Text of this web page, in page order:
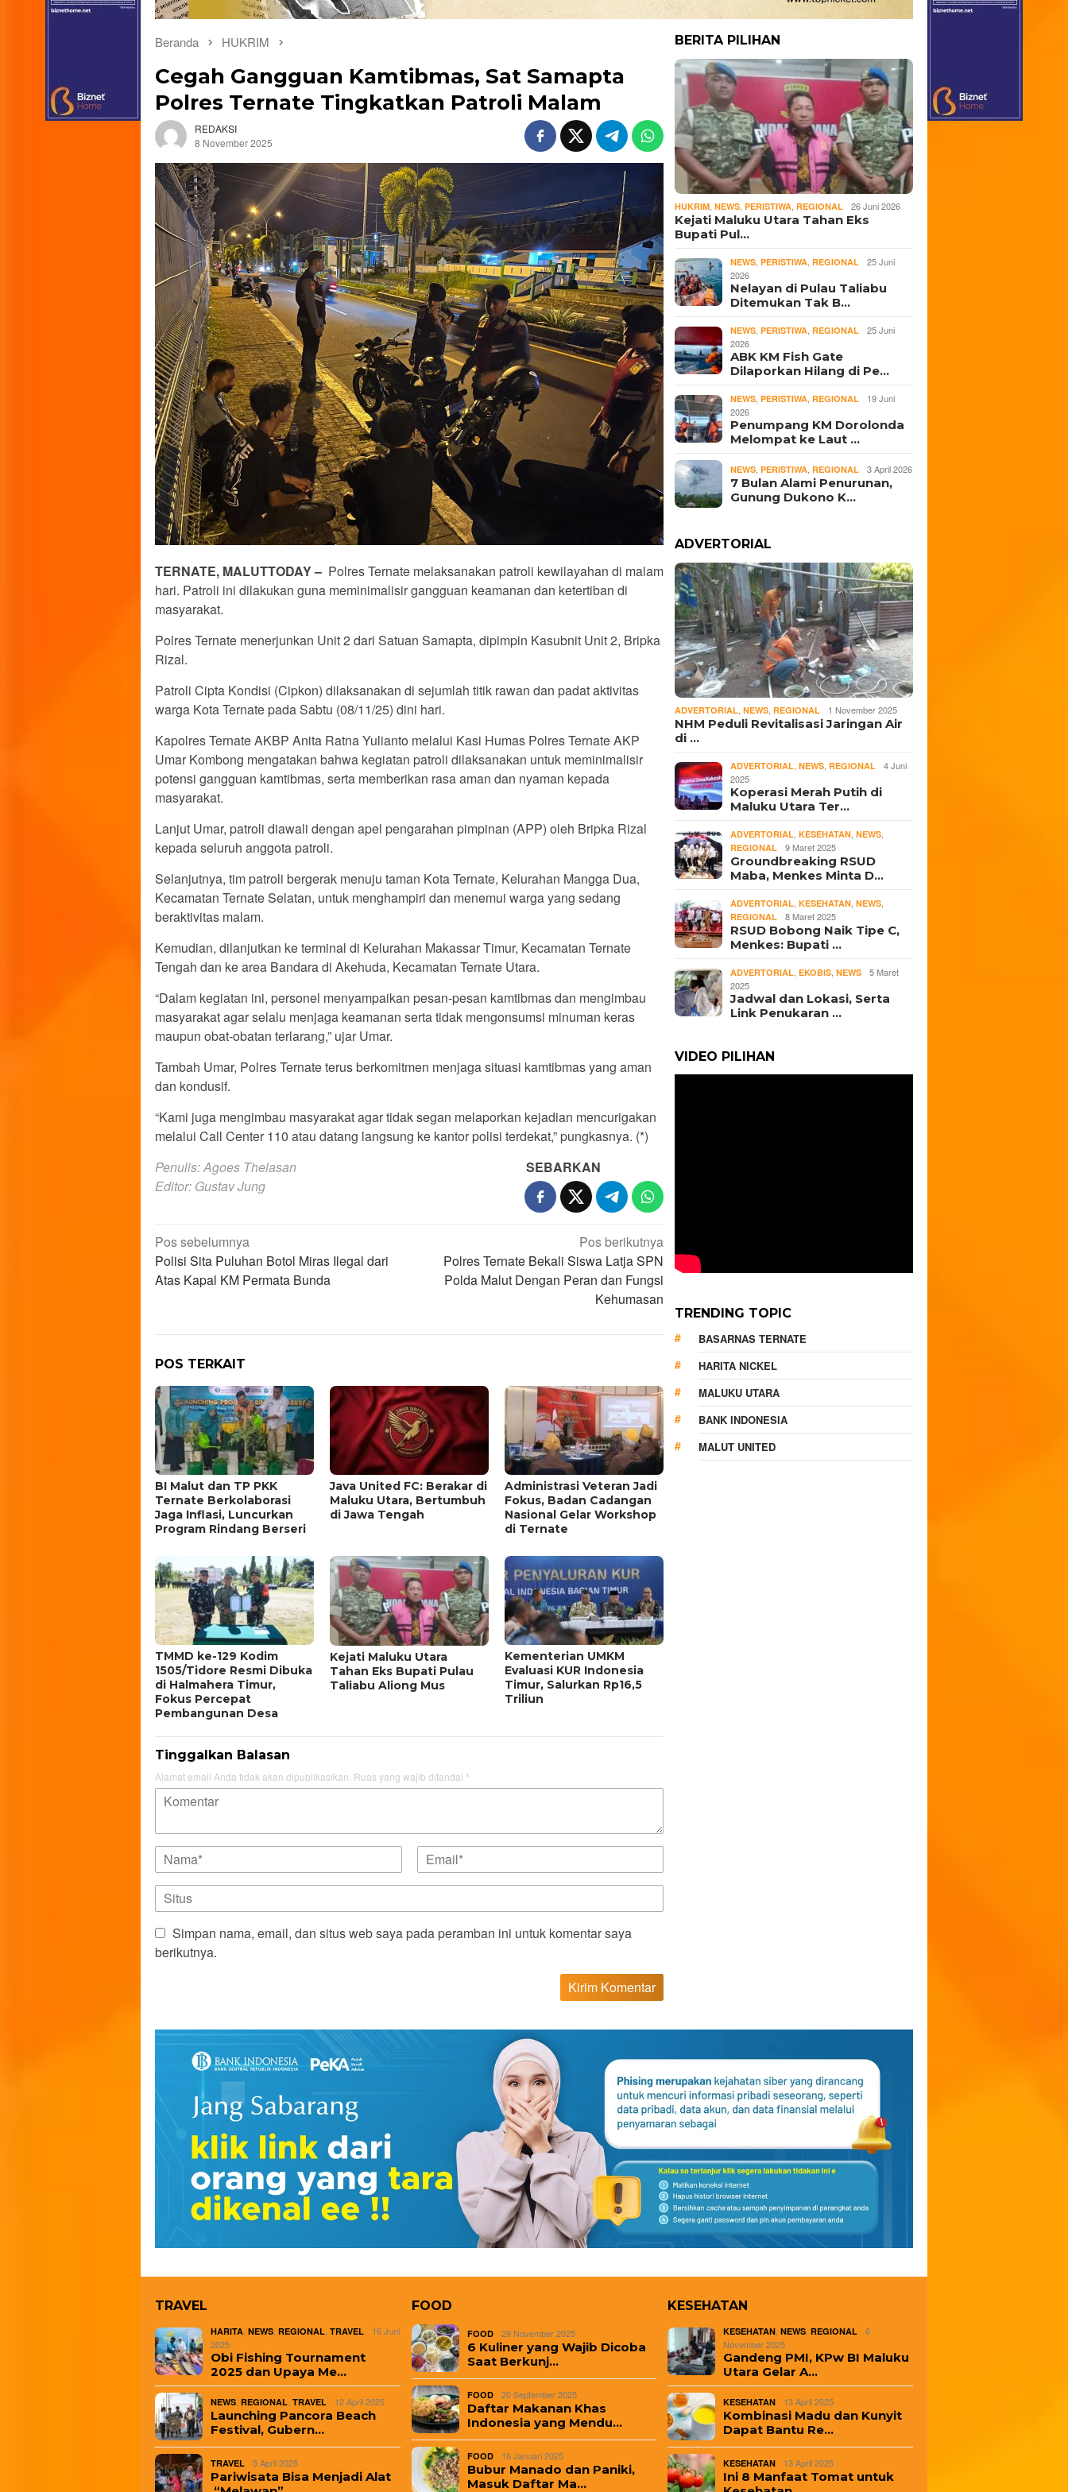
Beranda HUKRIM
Cegah Gangguan Kamtibmas, Sat Samapta
Polres Ternate Tingkatkan Patroli Malam
REDAKSI
8 November 2025
TERNATE, MALUTTODAY – Polres Ternate melaksanakan patroli kewilayahan di malam
hari. Patroli ini dilakukan guna meminimalisir gangguan keamanan dan ketertiban di
masyarakat.
Polres Ternate menerjunkan Unit 2 dari Satuan Samapta, dipimpin Kasubnit Unit 2, Bripka
Rizal.
Patroli Cipta Kondisi (Cipkon) dilaksanakan di sejumlah titik rawan dan padat aktivitas
warga Kota Ternate pada Sabtu (08/11/25) dini hari.
Kapolres Ternate AKBP Anita Ratna Yulianto melalui Kasi Humas Polres Ternate AKP
Umar Kombong mengatakan bahwa kegiatan patroli dilaksanakan untuk meminimalisir
potensi gangguan kamtibmas, serta memberikan rasa aman dan nyaman kepada
masyarakat.
Lanjut Umar, patroli diawali dengan apel pengarahan pimpinan (APP) oleh Bripka Rizal
kepada seluruh anggota patroli.
Selanjutnya, tim patroli bergerak menuju taman Kota Ternate, Kelurahan Mangga Dua,
Kecamatan Ternate Selatan, untuk menghampiri dan menemui warga yang sedang
beraktivitas malam.
Kemudian, dilanjutkan ke terminal di Kelurahan Makassar Timur, Kecamatan Ternate
Tengah dan ke area Bandara di Akehuda, Kecamatan Ternate Utara.
“Dalam kegiatan ini, personel menyampaikan pesan-pesan kamtibmas dan mengimbau
masyarakat agar selalu menjaga keamanan serta tidak mengonsumsi minuman keras
maupun obat-obatan terlarang,” ujar Umar.
Tambah Umar, Polres Ternate terus berkomitmen menjaga situasi kamtibmas yang aman
dan kondusif.
“Kami juga mengimbau masyarakat agar tidak segan melaporkan kejadian mencurigakan
melalui Call Center 110 atau datang langsung ke kantor polisi terdekat,” pungkasnya. (*)
Penulis: Agoes Thelasan
Editor: Gustav Jung
SEBARKAN
Navigasi
pos
Pos sebelumnya
Polisi Sita Puluhan Botol Miras Ilegal dari
Atas Kapal KM Permata Bunda
Pos berikutnya
Polres Ternate Bekali Siswa Latja SPN
Polda Malut Dengan Peran dan Fungsi
Kehumasan
POS TERKAIT
BI Malut dan TP PKK
Ternate Berkolaborasi
Jaga Inflasi, Luncurkan
Program Rindang Berseri
Java United FC: Berakar di
Maluku Utara, Bertumbuh
di Jawa Tengah
Administrasi Veteran Jadi
Fokus, Badan Cadangan
Nasional Gelar Workshop
di Ternate
TMMD ke-129 Kodim
1505/Tidore Resmi Dibuka
di Halmahera Timur,
Fokus Percepat
Pembangunan Desa
Kejati Maluku Utara
Tahan Eks Bupati Pulau
Taliabu Aliong Mus
Kementerian UMKM
Evaluasi KUR Indonesia
Timur, Salurkan Rp16,5
Triliun
Tinggalkan Balasan
Alamat email Anda tidak akan dipublikasikan. Ruas yang wajib ditandai *
Simpan nama, email, dan situs web saya pada peramban ini untuk komentar saya
berikutnya.
BERITA PILIHAN
HUKRIM ,NEWS ,PERISTIWA ,REGIONAL 26 Juni 2026
Kejati Maluku Utara Tahan Eks
Bupati Pul…
NEWS ,PERISTIWA ,REGIONAL
25 Juni
2026
Nelayan di Pulau Taliabu
Ditemukan Tak B…
NEWS ,PERISTIWA ,REGIONAL
25 Juni
2026
ABK KM Fish Gate
Dilaporkan Hilang di Pe…
NEWS ,PERISTIWA ,REGIONAL
19 Juni
2026
Penumpang KM Dorolonda
Melompat ke Laut …
NEWS ,PERISTIWA ,REGIONAL 3 April 2026
7 Bulan Alami Penurunan,
Gunung Dukono K…
ADVERTORIAL
ADVERTORIAL ,NEWS ,REGIONAL 1 November 2025
NHM Peduli Revitalisasi Jaringan Air
di …
ADVERTORIAL ,NEWS ,REGIONAL
4 Juni
2025
Koperasi Merah Putih di
Maluku Utara Ter…
ADVERTORIAL ,KESEHATAN ,NEWS
REGIONAL 9 Maret 2025
Groundbreaking RSUD
Maba, Menkes Minta D…
ADVERTORIAL ,KESEHATAN ,NEWS
REGIONAL 8 Maret 2025
RSUD Bobong Naik Tipe C,
Menkes: Bupati …
ADVERTORIAL ,EKOBIS ,NEWS
5 Maret
2025
Jadwal dan Lokasi, Serta
Link Penukaran …
VIDEO PILIHAN
TRENDING TOPIC
BASARNAS TERNATE
HARITA NICKEL
MALUKU UTARA
BANK INDONESIA
MALUT UNITED
TRAVEL
HARITA NEWS REGIONAL TRAVEL
16 Juni
2025
Obi Fishing Tournament
2025 dan Upaya Me…
NEWS REGIONAL TRAVEL 12 April 2025
Launching Pancora Beach
Festival, Gubern…
TRAVEL 5 April 2025
Pariwisata Bisa Menjadi Alat
FOOD
FOOD 29 November 2025
6 Kuliner yang Wajib Dicoba
Saat Berkunj…
FOOD 20 September 2025
Daftar Makanan Khas
Indonesia yang Mendu…
FOOD 16 Januari 2025
Bubur Manado dan Paniki,
Masuk Daftar Ma…
KESEHATAN
KESEHATAN ,NEWS ,REGIONAL
6
November 2025
Gandeng PMI, KPw BI Maluku
Utara Gelar A…
KESEHATAN 13 April 2025
Kombinasi Madu dan Kunyit
Dapat Bantu Re…
KESEHATAN 13 April 2025
Ini 8 Manfaat Tomat untuk